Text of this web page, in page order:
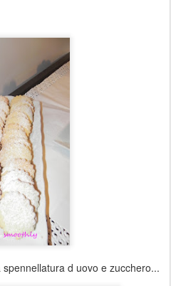
d uovo e zucchero...